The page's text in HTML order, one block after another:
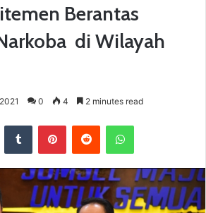
Berantas
di Wilayah
0 4 2 minutes read